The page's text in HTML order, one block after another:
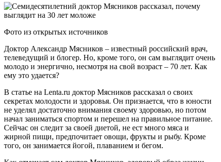
Фото из открытых источников
Доктор Александр Мясников – известный российский врач,
телеведущий и блогер. Но, кроме того, он сам выглядит очень
молодо и энергично, несмотря на свой возраст – 70 лет. Как
ему это удается?
В статье на Lenta.ru доктор Мясников рассказал о своих
секретах молодости и здоровья. Он признается, что в юности
не уделял достаточно внимания своему здоровью, но потом
начал заниматься спортом и перешел на правильное питание.
Сейчас он следит за своей диетой, не ест много мяса и
жирной пищи, предпочитает овощи, фрукты и рыбу. Кроме
того, он занимается йогой, плаванием и бегом.